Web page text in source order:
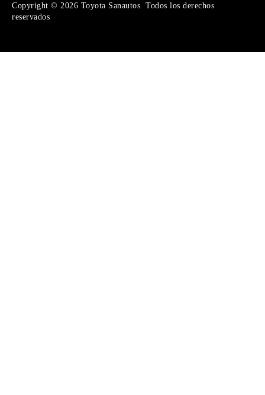
Copyright © 2026 Toyota Sanautos. Todos los derechos
reservados